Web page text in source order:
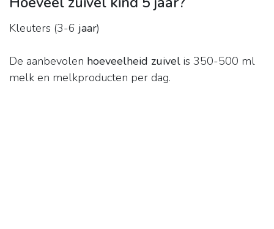
Kleuters (3-6 jaar)
De aanbevolen hoeveelheid zuivel is 350-500 ml
melk en melkproducten per dag.